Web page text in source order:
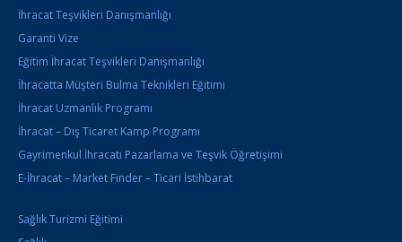
İhracat Teşvikleri Danışmanlığı
Garanti Vize
Eğitim İhracat Teşvikleri Danışmanlığı
İhracatta Müşteri Bulma Teknikleri Eğitimi
İhracat Uzmanlık Programı
İhracat – Dış Ticaret Kamp Programı
Gayrimenkul İhracatı Pazarlama ve Teşvik Öğretişimi
E-İhracat – Market Finder – Ticari İstihbarat
Sağlık Turizmi Eğitimi